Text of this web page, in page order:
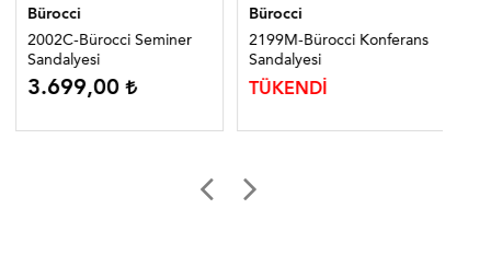
Bürocci
2002C-Bürocci Seminer
Sandalyesi
3.699,00
Bürocci
2199M-Bürocci Konferans
Sandalyesi
TÜKENDİ